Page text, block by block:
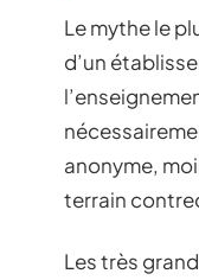
Le mythe le
d’un
anonyme,
terrain
Les très